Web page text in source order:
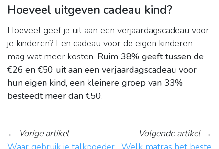
Hoeveel uitgeven cadeau kind?
Hoeveel geef je uit aan een verjaardagscadeau voor
je kinderen? Een cadeau voor de eigen kinderen
mag wat meer kosten. Ruim 38% geeft tussen de
€26 en €50 uit aan een verjaardagscadeau voor
hun eigen kind, een kleinere groep van 33%
besteedt meer dan €50.
← Vorige artikel
Waar gebruik je talkpoeder
Volgende artikel→
Welk matras het beste